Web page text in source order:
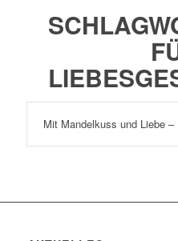
Mit Mandelkuss und Liebe